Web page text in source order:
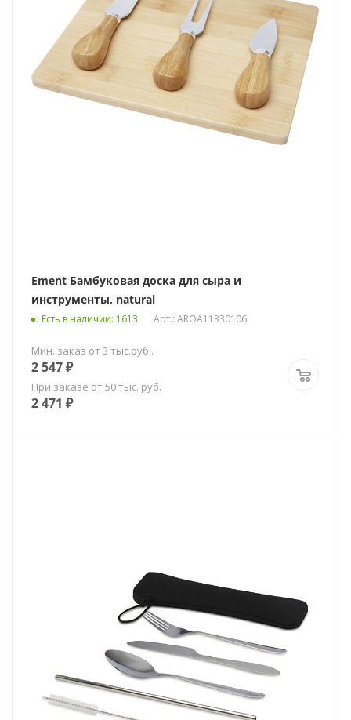
Ement Бамбуковая доска для сыра и
инструменты, natural
Есть в наличии: 1613 Арт.: AROA11330106
Мин. заказ от 3 тыс.руб..
2 547₽
При заказе от 50 тыс. руб.
2 471 ₽